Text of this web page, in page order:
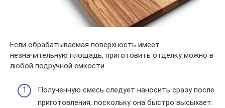
Если обрабатываемая поверхность имеет
незначительную площадь, приготовить отделку можно в
любой подручной емкости
Полученную смесь следует наносить сразу после
приготовления, поскольку она быстро высыхает.